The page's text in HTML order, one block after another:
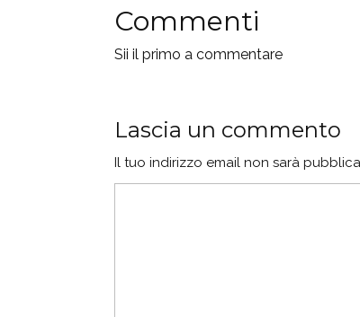
Commenti
Sii il primo a commentare
Lascia un commento
Il tuo indirizzo email non sarà